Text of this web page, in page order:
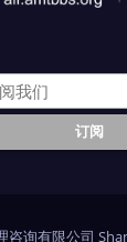
咨询有限公司